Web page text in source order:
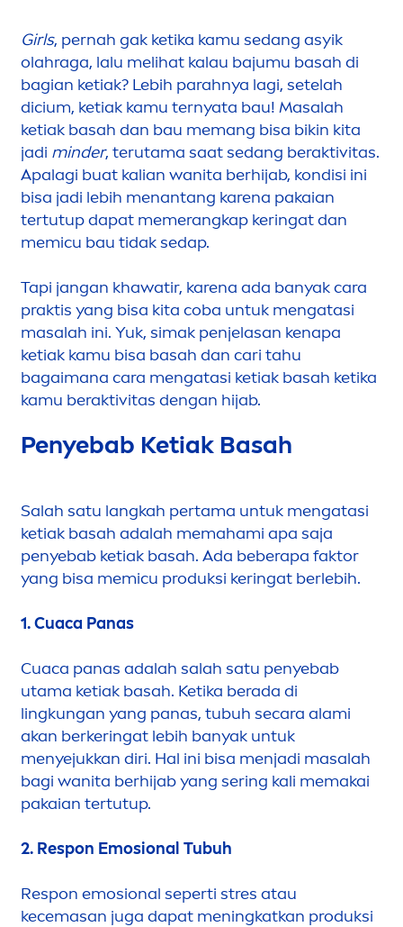
Girls, pernah gak ketika kamu sedang asyik
olahraga, lalu melihat kalau bajumu basah di
bagian ketiak? Lebih parahnya lagi, setelah
dicium, ketiak kamu ternyata bau! Masalah
ketiak basah dan bau memang bisa bikin kita
jadi minder, terutama saat sedang beraktivitas.
Apalagi buat kalian wanita berhijab, kondisi ini
bisa jadi lebih menantang karena pakaian
tertutup dapat memerangkap keringat dan
memicu bau tidak sedap.
Tapi jangan khawatir, karena ada banyak cara
praktis yang bisa kita coba untuk mengatasi
masalah ini. Yuk, simak penjelasan kenapa
ketiak kamu bisa basah dan cari tahu
bagaimana cara mengatasi ketiak basah ketika
kamu beraktivitas dengan hijab.
Penyebab Ketiak Basah
Salah satu langkah pertama untuk mengatasi
ketiak basah adalah memahami apa saja
penyebab ketiak basah. Ada beberapa faktor
yang bisa memicu produksi keringat berlebih.
1. Cuaca Panas
Cuaca panas adalah salah satu penyebab
utama ketiak basah. Ketika berada di
lingkungan yang panas, tubuh secara alami
akan berkeringat lebih banyak untuk
menyejukkan diri. Hal ini bisa menjadi masalah
bagi wanita berhijab yang sering kali memakai
pakaian tertutup.
2. Respon Emosional Tubuh
Respon emosional seperti stres atau
kecemasan juga dapat meningkatkan produksi